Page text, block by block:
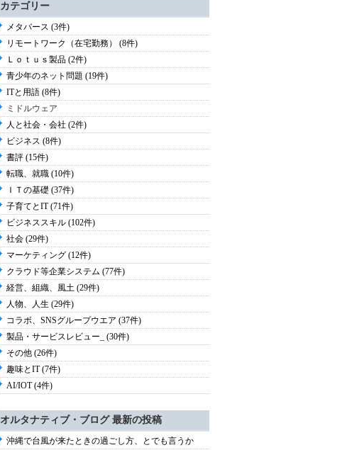
カテゴリー
メタバース (3件)
リモートワーク（在宅勤務） (8件)
Ｌｏｔｕｓ製品 (2件)
青少年のネット問題 (19件)
ITと用語 (8件)
ミドルウェア
人と社会・会社 (2件)
ビジネス (8件)
書評 (15件)
転職、就職 (10件)
ＩＴの基礎 (37件)
子育てとIT (71件)
ビジネススキル (102件)
社会 (29件)
マーケティング (12件)
クラウド等企業システム (77件)
経営、組織、風土 (29件)
人物、人生 (29件)
コラボ、SNSグループウエア (37件)
製品・サービスレビュー_ (30件)
その他 (26件)
趣味とIT (7件)
AI/IOT (4件)
オルタナティブ・ブログ 最新の投稿
沖縄で台風が来たときの過ごし方、とでも言うか